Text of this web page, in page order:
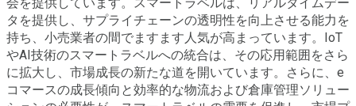
タを提供し、サプライチェーンの透明性を向上させる能力を
持ち、小売業者の間でますます人気が高まっています。IoT
やAI技術のスマートラベルへの統合は、その応用範囲をさら
に拡大し、市場成長の新たな道を開いています。さらに、e
コマースの成長傾向と効率的な物流および倉庫管理ソリュー